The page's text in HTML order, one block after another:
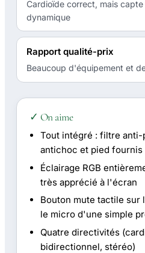
Cardioïde correct, mais
dynamique
Rapport qualité-prix
Beaucoup d'équipement et
✓ On aime
Tout intégré : filtre
antichoc et pied fournis
Éclairage RGB
très apprécié à l'écran
Bouton mute tactile sur
le micro d'une simple
Quatre directivités
bidirectionnel, stéréo)